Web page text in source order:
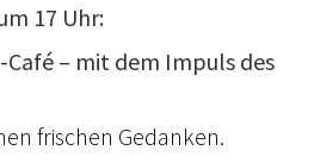
17 Uhr:
Café – mit dem Impuls des
frischen Gedanken.